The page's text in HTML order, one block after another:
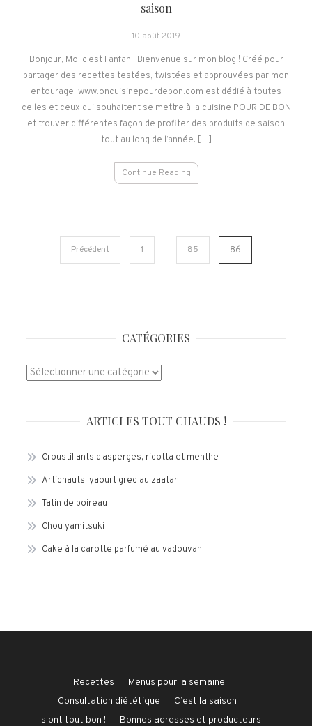
CATÉGORIES
Catégories
ARTICLES TOUT CHAUDS !
Croustillants d’asperges, ricotta et menthe
Artichauts, yaourt grec au zaatar
Tatin de poireau
Chou yamitsuki
Cake à la carotte parfumé au vadouvan
saison
10 août 2019
Bonjour, Moi c’est Fanfan ! Bienvenue sur mon blog ! Créé pour
partager des recettes testées, twistées et approuvées par mon
entourage, www.oncuisinepourdebon.com est dédié à toutes
celles et ceux qui souhaitent se mettre à la cuisine POUR DE BON
et trouver différentes façon de profiter des produits de saison
tout au long de l’année. […]
Continue Reading
Pagination
Précédent 1 … 85 86
Recettes
Menus pour la semaine
Consultation diététique
C’est la saison !
Ils ont tout bon !
Bonnes adresses et producteurs